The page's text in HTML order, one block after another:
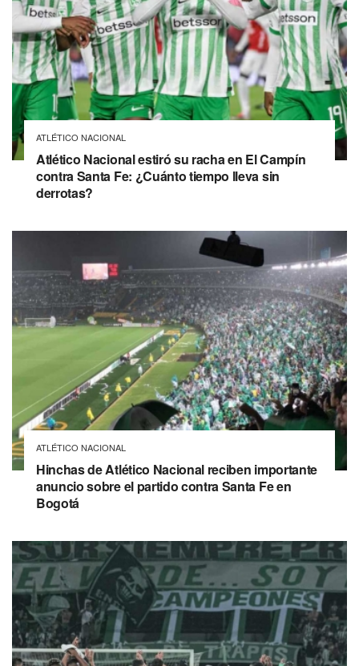
ATLÉTICO NACIONAL
Atlético Nacional estiró su racha en El Campín
contra Santa Fe: ¿Cuánto tiempo lleva sin
derrotas?
ATLÉTICO NACIONAL
Hinchas de Atlético Nacional reciben importante
anuncio sobre el partido contra Santa Fe en
Bogotá